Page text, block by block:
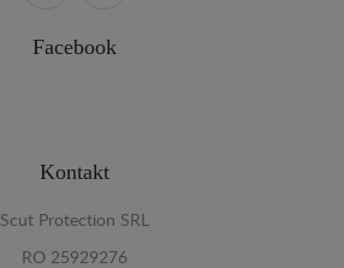
Facebook
Kontakt
Scut Protection SRL
RO 25929276